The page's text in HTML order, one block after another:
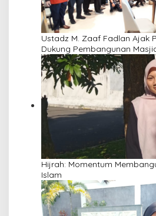
Ustadz M. Zaaf Fadlan Ajak
Dukung Pembangunan
Pengajian Yayasan Alimbas
Hijrah: Momentum
Islam